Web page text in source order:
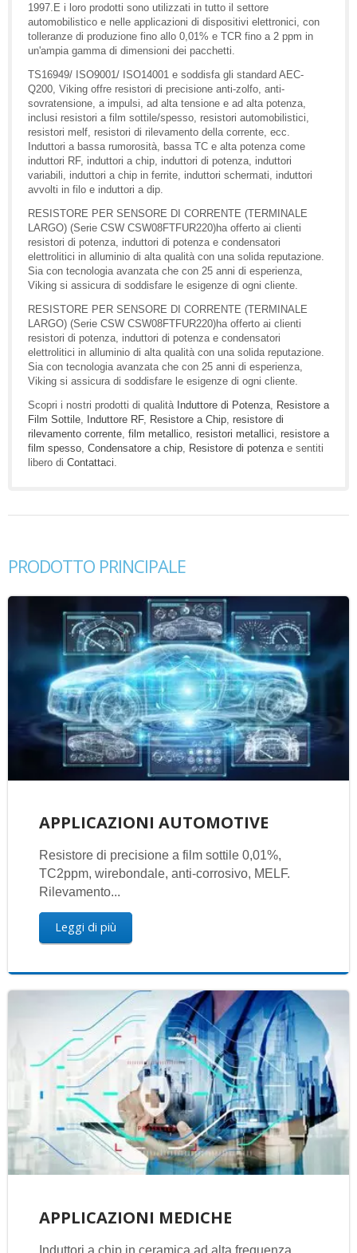
1997.E i loro prodotti sono utilizzati in tutto il settore
automobilistico e nelle applicazioni di dispositivi elettronici, con
tolleranze di produzione fino allo 0,01% e TCR fino a 2 ppm in
un'ampia gamma di dimensioni dei pacchetti.
TS16949/ ISO9001/ ISO14001 e soddisfa gli standard AEC-
Q200, Viking offre resistori di precisione anti-zolfo, anti-
sovratensione, a impulsi, ad alta tensione e ad alta potenza,
inclusi resistori a film sottile/spesso, resistori automobilistici,
resistori melf, resistori di rilevamento della corrente, ecc.
Induttori a bassa rumorosità, bassa TC e alta potenza come
induttori RF, induttori a chip, induttori di potenza, induttori
variabili, induttori a chip in ferrite, induttori schermati, induttori
avvolti in filo e induttori a dip.
RESISTORE PER SENSORE DI CORRENTE (TERMINALE
LARGO) (Serie CSW CSW08FTFUR220)ha offerto ai clienti
resistori di potenza, induttori di potenza e condensatori
elettrolitici in alluminio di alta qualità con una solida reputazione.
Sia con tecnologia avanzata che con 25 anni di esperienza,
Viking si assicura di soddisfare le esigenze di ogni cliente.
RESISTORE PER SENSORE DI CORRENTE (TERMINALE
LARGO) (Serie CSW CSW08FTFUR220)ha offerto ai clienti
resistori di potenza, induttori di potenza e condensatori
elettrolitici in alluminio di alta qualità con una solida reputazione.
Sia con tecnologia avanzata che con 25 anni di esperienza,
Viking si assicura di soddisfare le esigenze di ogni cliente.
Scopri i nostri prodotti di qualità Induttore di Potenza Resistore a
Film Sottile Induttore RF, Resistore a Chip resistore di
rilevamento corrente film metallico resistori metallici resistore a
film spesso Condensatore a chip Resistore di potenza e sentiti
libero di Contattaci
PRODOTTO PRINCIPALE
APPLICAZIONI AUTOMOTIVE
Resistore di precisione a film sottile 0,01%,
TC2ppm, wirebondale, anti-corrosivo, MELF.
Rilevamento...
Leggi di più
APPLICAZIONI MEDICHE
Induttori a chip in ceramica ad alta frequenza,